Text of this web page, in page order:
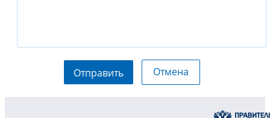
Отправить Отмена